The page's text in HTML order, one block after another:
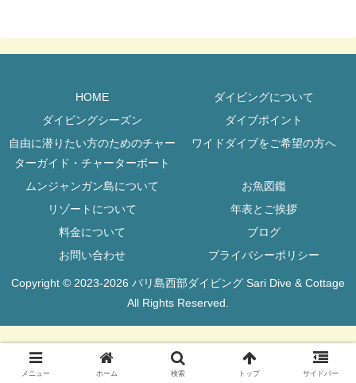
HOME
ダイビングについて
ダイビングシーズン
ダイブポイント
自由に潜りたい方のためのチャー
ターガイド・チャーターボート
ワイドダイブをご希望の方へ
ムンジャンガン島について
お魚図鑑
リゾートについて
年表とご挨拶
料金について
ブログ
お問い合わせ
プライバシーポリシー
Copyright © 2023-2026 バリ島西部ダイビング Sari Dive & Cottage
All Rights Reserved.
メニュー ホーム 検索 トップ サイドバー